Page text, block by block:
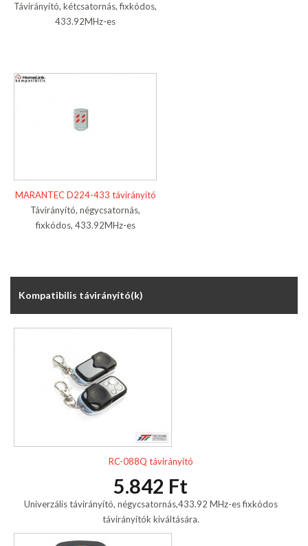
Távirányító, kétcsatornás, fixkódos,
433.92MHz-es
MARANTEC D224-433 távirányító
Távirányító, négycsatornás,
fixkódos, 433.92MHz-es
Kompatibilis távirányító(k)
RC-088Q távirányító
5.842 Ft
Univerzális távirányító, négycsatornás,433.92 MHz-es fixkódos
távirányítók kiváltására.